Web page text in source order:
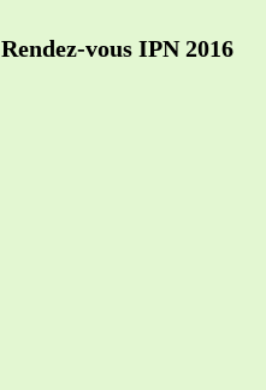
Rendez-vous IPN 2016